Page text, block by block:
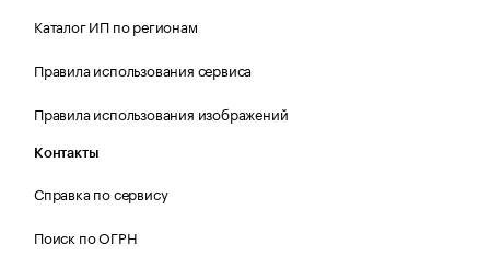
Каталог ИП по регионам
Правила использования сервиса
Правила использования изображений
Контакты
Справка по сервису
Поиск по ОГРН